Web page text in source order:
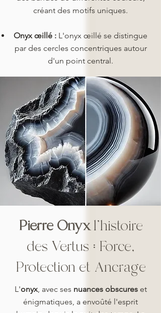
créant des motifs uniques.
Onyx œillé : L'onyx œillé se distingue
par des cercles concentriques autour
d'un point central.
Pierre Onyxl'histoire
des Vertus : Force,
Protection et Ancrage
L'onyx, avec ses nuances obscures et
énigmatiques, a envoûté l'esprit